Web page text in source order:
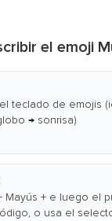
el emoji
teclado de emojis
→ sonrisa)
Mayús + e luego el
o usa el